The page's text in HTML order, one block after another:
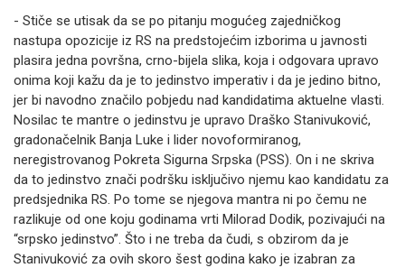
- Stiče se utisak da se po pitanju mogućeg zajedničkog
nastupa opozicije iz RS na predstojećim izborima u javnosti
plasira jedna površna, crno-bijela slika, koja i odgovara upravo
onima koji kažu da je to jedinstvo imperativ i da je jedino bitno,
jer bi navodno značilo pobjedu nad kandidatima aktuelne vlasti.
Nosilac te mantre o jedinstvu je upravo Draško Stanivuković,
gradonačelnik Banja Luke i lider novoformiranog,
neregistrovanog Pokreta Sigurna Srpska (PSS). On i ne skriva
da to jedinstvo znači podršku isključivo njemu kao kandidatu za
predsjednika RS. Po tome se njegova mantra ni po čemu ne
razlikuje od one koju godinama vrti Milorad Dodik, pozivajući na
“srpsko jedinstvo”. Što i ne treba da čudi, s obzirom da je
Stanivuković za ovih skoro šest godina kako je izabran za